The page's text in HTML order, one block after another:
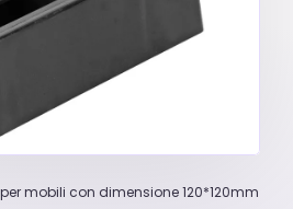
per mobili con dimensione 120*120mm